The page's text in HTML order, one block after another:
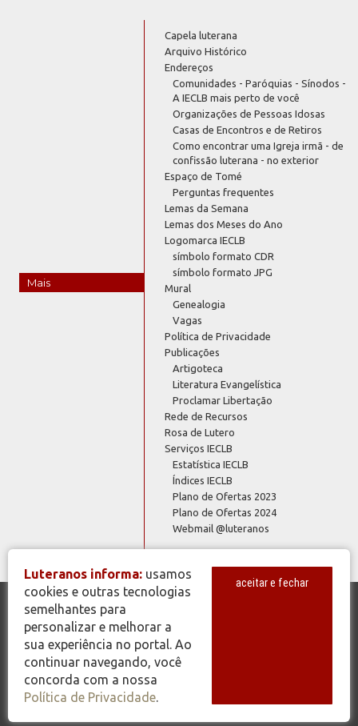
Mais
Capela luterana
Arquivo Histórico
Endereços
Comunidades - Paróquias - Sínodos -
A IECLB mais perto de você
Organizações de Pessoas Idosas
Casas de Encontros e de Retiros
Como encontrar uma Igreja irmã - de
confissão luterana - no exterior
Espaço de Tomé
Perguntas frequentes
Lemas da Semana
Lemas dos Meses do Ano
Logomarca IECLB
símbolo formato CDR
símbolo formato JPG
Mural
Genealogia
Vagas
Política de Privacidade
Publicações
Artigoteca
Literatura Evangelística
Proclamar Libertação
Rede de Recursos
Rosa de Lutero
Serviços IECLB
Estatística IECLB
Índices IECLB
Plano de Ofertas 2023
Plano de Ofertas 2024
Webmail @luteranos
© Copyright 2026 - Todos os Direitos Reservados - IECLB - Igreja
Evangélica de Confissão Luterana no Brasil - Portal Luteranos -
www.luteranos.com.br
Luteranos informa: usamos
cookies e outras tecnologias
semelhantes para
personalizar e melhorar a
sua experiência no portal. Ao
continuar navegando, você
concorda com a nossa
Política de Privacidade.
aceitar e fechar